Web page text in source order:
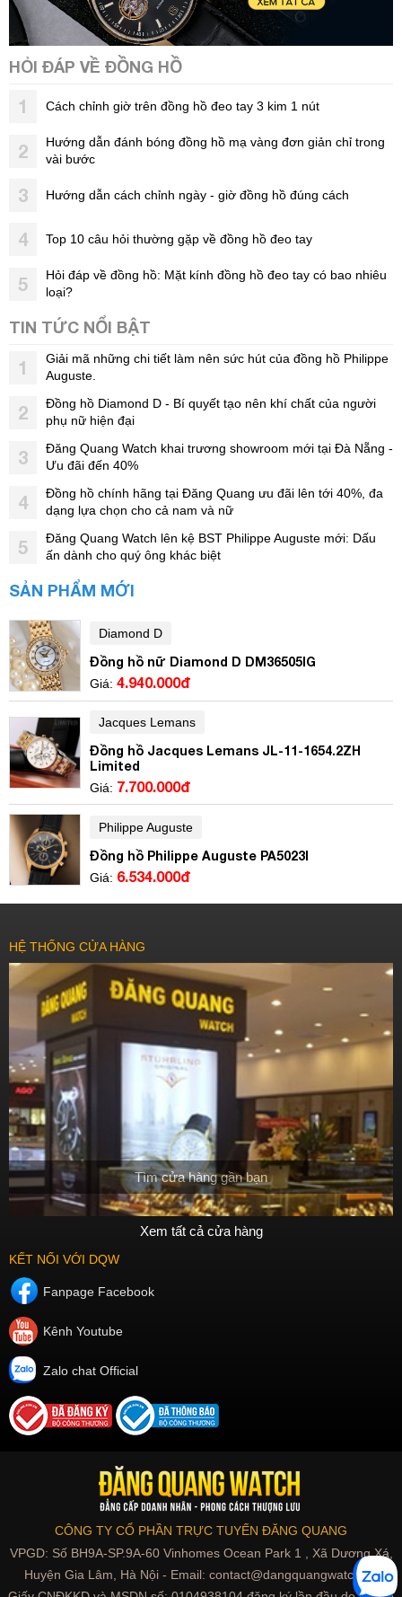
HỎI ĐÁP VỀ ĐỒNG HỒ
1 Cách chỉnh giờ trên đồng hồ đeo tay 3 kim 1 nút
2
Hướng dẫn đánh bóng đồng hồ mạ vàng đơn giản chỉ trong
vài bước
3 Hướng dẫn cách chỉnh ngày - giờ đồng hồ đúng cách
4 Top 10 câu hỏi thường gặp về đồng hồ đeo tay
5
Hỏi đáp về đồng hồ: Mặt kính đồng hồ đeo tay có bao nhiêu
loại?
TIN TỨC NỔI BẬT
1
Giải mã những chi tiết làm nên sức hút của đồng hồ Philippe
Auguste.
2
Đồng hồ Diamond D - Bí quyết tạo nên khí chất của người
phụ nữ hiện đại
3
Đăng Quang Watch khai trương showroom mới tại Đà Nẵng -
Ưu đãi đến 40%
4
Đồng hồ chính hãng tại Đăng Quang ưu đãi lên tới 40%, đa
dạng lựa chọn cho cả nam và nữ
5
Đăng Quang Watch lên kệ BST Philippe Auguste mới: Dấu
ấn dành cho quý ông khác biệt
SẢN PHẨM MỚI
Diamond D
Đồng hồ nữ Diamond D DM36505IG
Giá: 4.940.000đ
Jacques Lemans
Đồng hồ Jacques Lemans JL-11-1654.2ZH
Limited
Giá: 7.700.000đ
Philippe Auguste
Đồng hồ Philippe Auguste PA5023I
Giá: 6.534.000đ
HỆ THỐNG CỬA HÀNG
Tìm cửa hàng gần bạn
Xem tất cả cửa hàng
KẾT NỐI VỚI DQW
Fanpage Facebook
Kênh Youtube
Zalo chat Official
CÔNG TY CỔ PHẦN TRỰC TUYẾN ĐĂNG QUANG
VPGD: Số BH9A-SP.9A-60 Vinhomes Ocean Park 1 , Xã Dương Xá,
Huyện Gia Lâm, Hà Nội - Email: contact@dangquangwatch.vn